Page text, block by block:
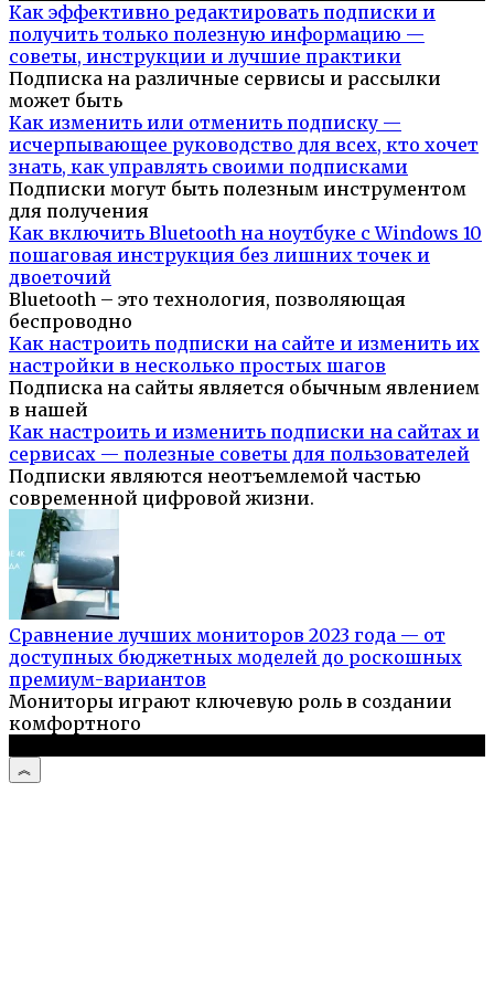
Как эффективно редактировать подписки и
получить только полезную информацию —
советы, инструкции и лучшие практики
Подписка на различные сервисы и рассылки
может быть
Как изменить или отменить подписку —
исчерпывающее руководство для всех, кто хочет
знать, как управлять своими подписками
Подписки могут быть полезным инструментом
для получения
Как включить Bluetooth на ноутбуке с Windows 10
пошаговая инструкция без лишних точек и
двоеточий
Bluetooth – это технология, позволяющая
беспроводно
Как настроить подписки на сайте и изменить их
настройки в несколько простых шагов
Подписка на сайты является обычным явлением
в нашей
Как настроить и изменить подписки на сайтах и
сервисах — полезные советы для пользователей
Подписки являются неотъемлемой частью
современной цифровой жизни.
Сравнение лучших мониторов 2023 года — от
доступных бюджетных моделей до роскошных
премиум-вариантов
Мониторы играют ключевую роль в создании
комфортного